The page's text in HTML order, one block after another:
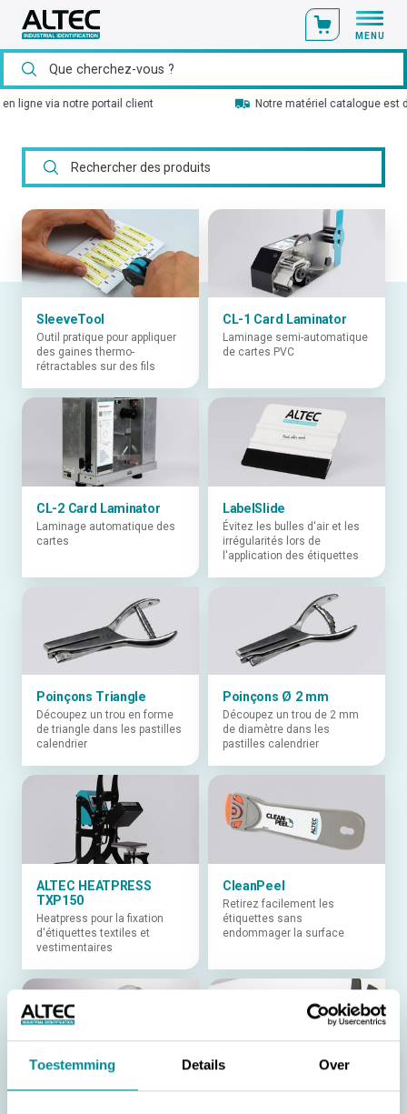
Toestemming Details Over
MENU
Notre matériel catalogue est disponible en stock
SleeveTool
Outil pratique pour appliquer
des gaines thermo-
rétractables sur des fils
CL-1 Card Laminator
Laminage semi-automatique
de cartes PVC
CL-2 Card Laminator
Laminage automatique des
cartes
LabelSlide
Évitez les bulles d'air et les
irrégularités lors de
l'application des étiquettes
Poinçons Triangle
Découpez un trou en forme
de triangle dans les pastilles
calendrier
Poinçons Ø 2 mm
Découpez un trou de 2 mm
de diamètre dans les
pastilles calendrier
ALTEC HEATPRESS
TXP150
Heatpress pour la fixation
d'étiquettes textiles et
vestimentaires
CleanPeel
Retirez facilement les
étiquettes sans
endommager la surface
Tape Dispenser
RFID Gaine thermo-